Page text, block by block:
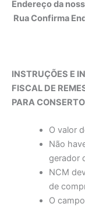
Endereço da
Rua Confirma
INSTRUÇÕES E
FISCAL DE
PARA
O valor
Não
gerador
NCM
de
O